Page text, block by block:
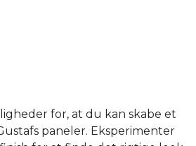
for, at du kan skabe et
paneler. Eksperimenter